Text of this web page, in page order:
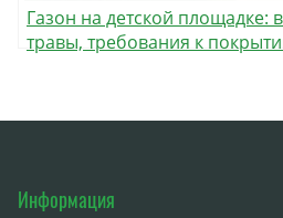
Газон на детской площадке:
травы, требования к
Информация